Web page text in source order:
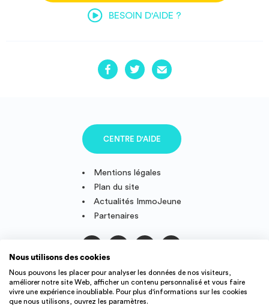
BESOIN D'AIDE ?
Mentions légales
Plan du site
Actualités ImmoJeune
Partenaires
CENTRE D'AIDE
Suivez-nous
Nous utilisons des cookies
Nous pouvons les placer pour analyser les données de nos visiteurs,
améliorer notre site Web, afficher un contenu personnalisé et vous faire
vivre une expérience inoubliable. Pour plus d'informations sur les cookies
que nous utilisons, ouvrez les paramètres.